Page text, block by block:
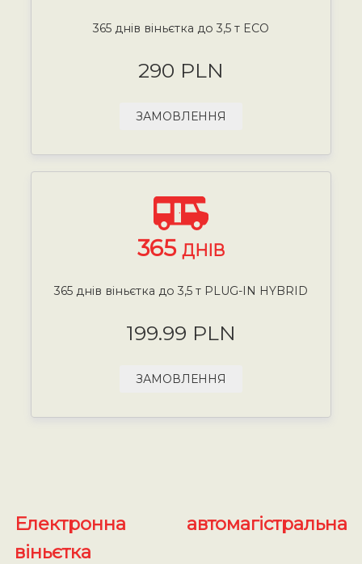
365 днів віньєтка до 3,5 т ECO
290 PLN
ЗАМОВЛЕННЯ
365 ДНІВ
365 днів віньєтка до 3,5 т PLUG-IN HYBRID
199.99 PLN
ЗАМОВЛЕННЯ
Електронна автомагістральна
віньєтка